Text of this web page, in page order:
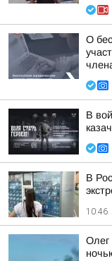
О
В
В
10:46
Олег